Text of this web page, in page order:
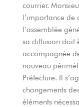
courrier.
l’importance de
l’assemblée
sa diffusion doit
accompagnée
nouveau
Préfecture. Il
changements
éléments